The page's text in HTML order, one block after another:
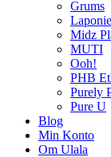
Grums
Midz
MUTI
Ooh!
PHB
Purely
Pure U
Blog
Min Konto
Om Ulala